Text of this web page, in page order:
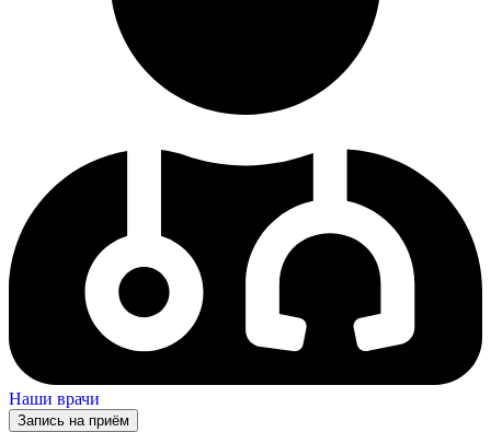
Наши врачи
Запись на приём